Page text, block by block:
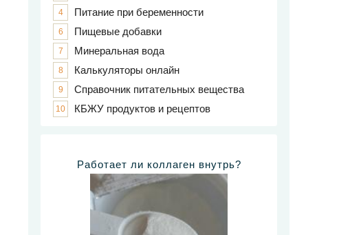
4 Питание при беременности
6 Пищевые добавки
7 Минеральная вода
8 Калькуляторы онлайн
9 Справочник питательных вещества
10 КБЖУ продуктов и рецептов
Работает ли коллаген внутрь?